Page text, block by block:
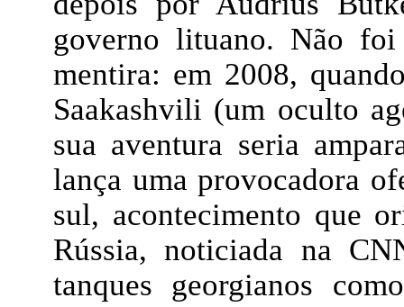
governo lituano. Não
mentira: em 2008,
Saakashvili (um oculto
sua aventura seria
lança uma provocadora
sul, acontecimento que
Rússia, noticiada na
tanques georgianos